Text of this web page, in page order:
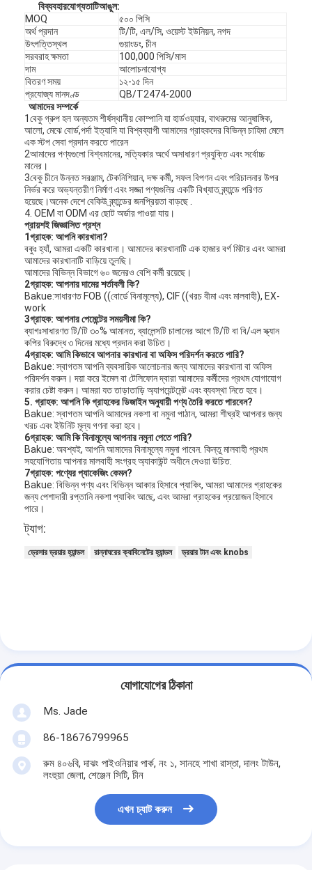
বাড়ি
পণ্য
আমাদের সাথে যোগাযোগ
স্টেইনলেস স্টীল দরজা লক
বিব্যবহারযোগ্যতাটিআঙুল:
MOQ
৫০০ পিসি
অর্থ প্রদান
টি/টি, এল/সি, ওয়েস্ট ইউনিয়ন, নগদ
উৎপত্তিস্থল
গুয়াংডং, চীন
সরবরাহ ক্ষমতা
100,000 পিসি/মাস
দাম
আলোচনাযোগ্য
বিতরণ সময়
১২-১৫ দিন
প্রযোজ্য মানদণ্ড
QB/T2474-2000
আমাদের সম্পর্কে
1বেকু গ্রুপ হল অন্যতম শীর্ষস্থানীয় কোম্পানি যা হার্ডওয়্যার, বাথরুমের আনুষাঙ্গিক,
আলো, মেঝে বোর্ড,পর্দা ইত্যাদি যা বিশ্বব্যাপী আমাদের গ্রাহকদের বিভিন্ন চাহিদা মেলে
এক স্টপ সেবা প্রদান করতে পারেন
2আমাদের পণ্যগুলো বিশ্বমানের, সত্যিকার অর্থে অসাধারণ প্রযুক্তি এবং সর্বোচ্চ
মানের।
3বেকু চীনে উন্নত সরঞ্জাম, টেকনিশিয়ান, দক্ষ কর্মী, সফল বিপণন এবং পরিচালনার উপর
নির্ভর করে অভ্যন্তরীণ নির্মাণ এবং সজ্জা পণ্যগুলির একটি বিখ্যাত ব্র্যান্ডে পরিণত
হয়েছে।অনেক দেশে বেকিউ ব্র্যান্ডের জনপ্রিয়তা বাড়ছে .
4. OEM বা ODM এর ছোট অর্ডার পাওয়া যায়।
প্রায়শই জিজ্ঞাসিত প্রশ্ন
1গ্রাহক: আপনি কারখানা?
বকুঃ হ্যাঁ, আমরা একটি কারখানা। আমাদের কারখানাটি এক হাজার বর্গ মিটার এবং আমরা
আমাদের কারখানাটি বাড়িয়ে তুলছি।
আমাদের বিভিন্ন বিভাগে ৬০ জনেরও বেশি কর্মী রয়েছে।
2গ্রাহক: আপনার দামের শর্তাবলী কি?
Bakue:সাধারণত FOB ((বোর্ডে বিনামূল্যে), CIF ((খরচ বীমা এবং মালবাহী), EX-
work
3গ্রাহক: আপনার পেমেন্টের সময়সীমা কি?
ব্যাগঃসাধারণত টি/টি ৩০% আমানত, ব্যালেন্সটি চালানের আগে টি/টি বা বি/এল স্ক্যান
কপির বিরুদ্ধে ৩ দিনের মধ্যে প্রদান করা উচিত।
4গ্রাহক: আমি কিভাবে আপনার কারখানা বা অফিস পরিদর্শন করতে পারি?
Bakue: স্বাগতম আপনি ব্যবসায়িক আলোচনার জন্য আমাদের কারখানা বা অফিস
পরিদর্শন করুন। দয়া করে ইমেল বা টেলিফোন দ্বারা আমাদের কর্মীদের প্রথম যোগাযোগ
করার চেষ্টা করুন। আমরা যত তাড়াতাড়ি অ্যাপয়েন্টমেন্ট এবং ব্যবস্থা নিতে হবে।
5. গ্রাহক: আপনি কি গ্রাহকের ডিজাইন অনুযায়ী পণ্য তৈরি করতে পারবেন?
Bakue: স্বাগতম আপনি আমাদের নকশা বা নমুনা পাঠান, আমরা শীঘ্রই আপনার জন্য
খরচ এবং ইউনিট মূল্য গণনা করা হবে।
6গ্রাহক: আমি কি বিনামূল্যে আপনার নমুনা পেতে পারি?
Bakue: অবশ্যই, আপনি আমাদের বিনামূল্যে নমুনা পাবেন. কিন্তু মালবাহী প্রথম
সহযোগিতায় আপনার মালবাহী সংগ্রহ অ্যাকাউন্ট অধীনে দেওয়া উচিত.
7গ্রাহক: পণ্যের প্যাকেজিং কেমন?
Bakue: বিভিন্ন পণ্য এবং বিভিন্ন আকার হিসাবে প্যাকিং, আমরা আমাদের গ্রাহকের
জন্য পেশাদারী রপ্তানি নকশা প্যাকিং আছে, এবং আমরা গ্রাহকের প্রয়োজন হিসাবে
পারে।
ট্যাগ:
ড্রেসার ড্রয়ার হ্যান্ডল রান্নাঘরের ক্যাবিনেটের হ্যান্ডল ড্রয়ার টান এবং knobs
যোগাযোগের ঠিকানা
Ms. Jade
86-18676799965
রুম ৪০৬বি, দাঝং পাইওনিয়ার পার্ক, নং ১, সানহে শাখা রাস্তা, দালং টাউন,
লংহুয়া জেলা, শেঞ্জেন সিটি, চীন
এখন চ্যাট করুন